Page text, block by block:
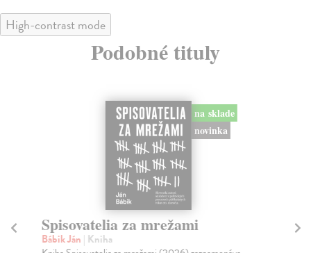
High-contrast mode
Podobné tituly
na sklade
novinka
Spisovatelia za mrežami
Bábik Ján | Kniha